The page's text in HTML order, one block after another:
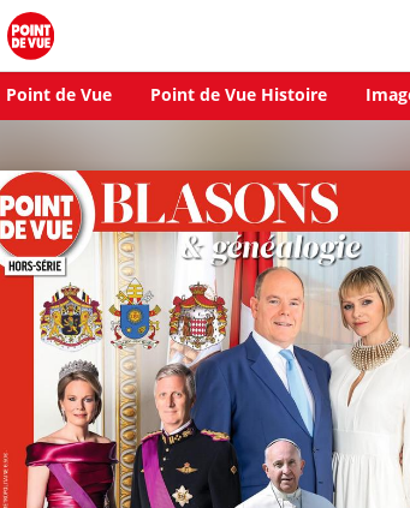
Point de Vue Point de Vue Histoire